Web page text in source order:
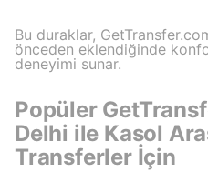
Bu duraklar,
önceden eklendiğinde
deneyimi sunar.
Popüler
Delhi ile Kasol
Transferler İçin